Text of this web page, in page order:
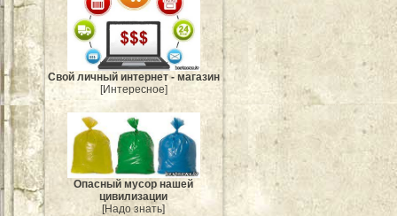
Свой личный интернет - магазин
[Интересное]
Опасный мусор нашей
цивилизации
[Надо знать]